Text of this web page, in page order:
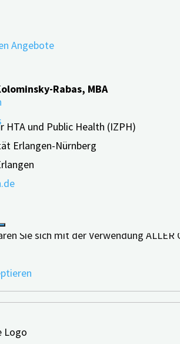
Angebote
Rabas, MBA
und Public Health (IZPH)
Erlangen-Nürnberg
Website, um Ihnen die
Sie sich mit der Verwendung